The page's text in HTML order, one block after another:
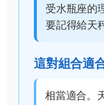
受水瓶座的
要記得給天
這對組合適
相當適合。